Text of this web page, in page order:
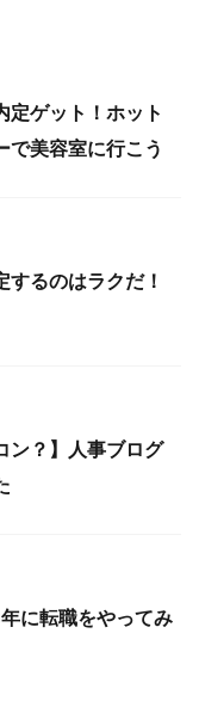
定ゲット！ホット
で美容室に行こう
るのはラクだ！
ン？】人事ブログ
に転職をやってみ